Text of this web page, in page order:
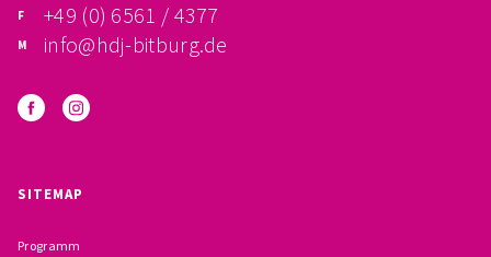
BESCHWERDEMÖGLICHKEITEN
+49 (0) 6561 / 4377
info@hdj-bitburg.de
SITEMAP
Programm